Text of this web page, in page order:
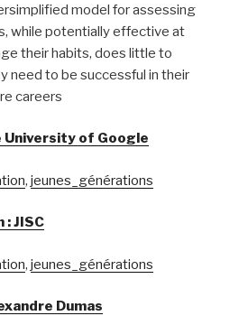
model for assessing
while potentially effective at
their habits, does little to
need to be successful in their
careers
University of Google
, jeunes_générations
JISC
, jeunes_générations
Dumas